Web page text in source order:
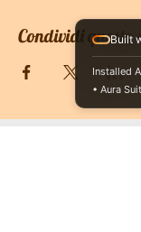
Condividi questo
Built
Installed
• Aura